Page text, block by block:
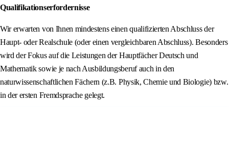
Qualifikationserfordernisse
Wir erwarten von Ihnen mindestens einen qualifizierten Abschluss der
Haupt- oder Realschule (oder einen vergleichbaren Abschluss). Besonders
wird der Fokus auf die Leistungen der Hauptfächer Deutsch und
Mathematik sowie je nach Ausbildungsberuf auch in den
naturwissenschaftlichen Fächern (z.B. Physik, Chemie und Biologie) bzw.
in der ersten Fremdsprache gelegt.